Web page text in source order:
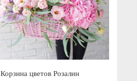
Корзина цветов Розалин